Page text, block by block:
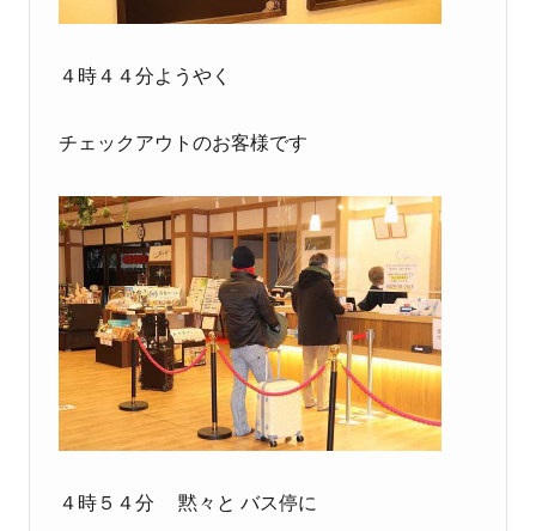
４時４４分ようやく
チェックアウトのお客様です
４時５４分 黙々と バス停に